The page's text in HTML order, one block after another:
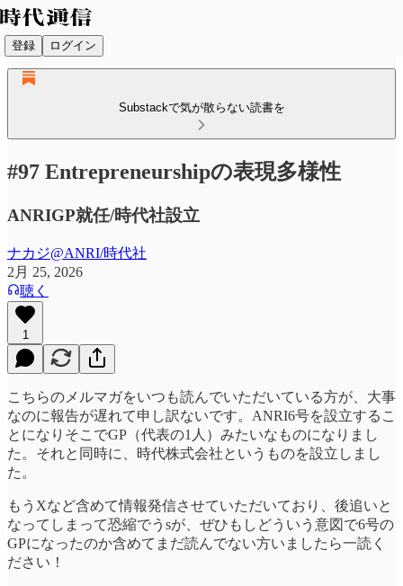
登録 ログイン
Substackで気が散らない読書を
#97 Entrepreneurshipの表現多様性
ANRIGP就任/時代社設立
ナカジ@ANRI/時代社
2月 25, 2026
聴く
1
こちらのメルマガをいつも読んでいただいている方が、大事
なのに報告が遅れて申し訳ないです。ANRI6号を設立するこ
とになりそこでGP（代表の1人）みたいなものになりまし
た。それと同時に、時代株式会社というものを設立しまし
た。
もうXなど含めて情報発信させていただいており、後追いと
なってしまって恐縮でうsが、ぜひもしどういう意図で6号の
GPになったのか含めてまだ読んでない方いましたら一読く
ださい！